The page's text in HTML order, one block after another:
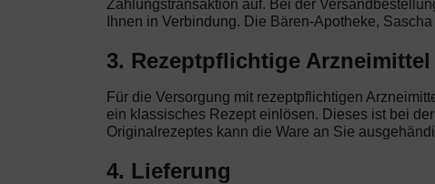
Zahlungstransaktion auf. Bei der
Ihnen in Verbindung. Die Bären-Apotheke,
3. Rezeptpflichtige Arzneimittel
Für die Versorgung mit rezeptpflichtigen
ein klassisches Rezept einlösen. Dieses ist bei
Originalrezeptes kann die Ware an Sie
4. Lieferung